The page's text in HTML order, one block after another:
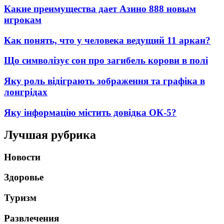
Какие преимущества дает Азино 888 новым
игрокам
Как понять, что у человека ведущий 11 аркан?
Що символізує сон про загибель корови в полі
Яку роль відіграють зображення та графіка в
лонгрідах
Яку інформацію містить довідка ОК-5?
Лучшая рубрика
Новости
Здоровье
Туризм
Развлечения